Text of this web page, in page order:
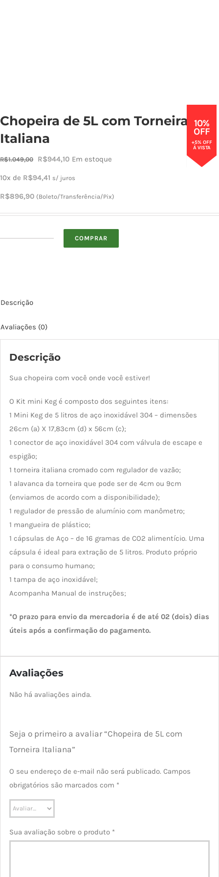
10%
OFF
+5% OFF
À VISTA
Chopeira de 5L com Torneira
Italiana
R$1.049,00
O
era:
R$1.049,00.
R$944,10O
é:
R$944,10.
Em estoque
10x de R$94,41 s/ juros
R$896,90 (Boleto/Transferência/Pix)
Torneira
quantidade
COMPRAR
Descrição
Avaliações (0)
Descrição
Sua chopeira com você onde você estiver!
O Kit mini Keg é composto dos seguintes itens:
1 Mini Keg de 5 litros de aço inoxidável 304 – dimensões
26cm (a) X 17,83cm (d) x 56cm (c);
1 conector de aço inoxidável 304 com válvula de escape e
espigão;
1 torneira italiana cromado com regulador de vazão;
1 alavanca da torneira que pode ser de 4cm ou 9cm
(enviamos de acordo com a disponibilidade);
1 regulador de pressão de alumínio com manômetro;
1 mangueira de plástico;
1 cápsulas de Aço – de 16 gramas de CO2 alimentício. Uma
cápsula é ideal para extração de 5 litros. Produto próprio
para o consumo humano;
1 tampa de aço inoxidável;
Acompanha Manual de instruções;
*O prazo para envio da mercadoria é de até 02 (dois) dias
úteis após a confirmação do pagamento.
Avaliações
Não há avaliações ainda.
Seja o primeiro a avaliar “Chopeira de 5L com
Torneira Italiana”
O seu endereço de e-mail não será publicado. Campos
obrigatórios são marcados com *
Sua avaliação sobre o produto *